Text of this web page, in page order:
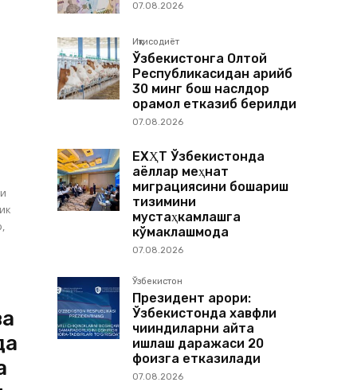
07.08.2026
Иқтисодиёт
Ўзбекистонга Олтой
Республикасидан қарийб
30 минг бош наслдор
қорамол етказиб берилди
07.08.2026
ЕХҲТ Ўзбекистонда
аёллар меҳнат
миграциясини бошқариш
тизимини
мустаҳкамлашга
кўмаклашмоқда
07.08.2026
Ўзбекистон
Президент қарори:
Ўзбекистонда хавфли
чиқиндиларни қайта
ишлаш даражаси 20
фоизга етказилади
07.08.2026